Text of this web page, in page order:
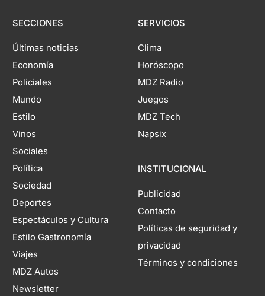
SECCIONES
Últimas noticias
Economía
Policiales
Mundo
Estilo
Vinos
Sociales
Política
Sociedad
Deportes
Espectáculos y Cultura
Estilo Gastronomía
Viajes
MDZ Autos
Newsletter
SERVICIOS
Clima
Horóscopo
MDZ Radio
Juegos
MDZ Tech
Napsix
INSTITUCIONAL
Publicidad
Contacto
Políticas de seguridad y
privacidad
Términos y condiciones